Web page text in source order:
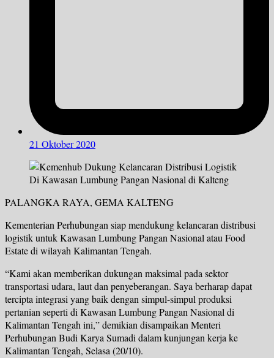
21 Oktober 2020
PALANGKA RAYA, GEMA KALTENG
Kementerian Perhubungan siap mendukung kelancaran distribusi
logistik untuk Kawasan Lumbung Pangan Nasional atau Food
Estate di wilayah Kalimantan Tengah.
“Kami akan memberikan dukungan maksimal pada sektor
transportasi udara, laut dan penyeberangan. Saya berharap dapat
tercipta integrasi yang baik dengan simpul-simpul produksi
pertanian seperti di Kawasan Lumbung Pangan Nasional di
Kalimantan Tengah ini,” demikian disampaikan Menteri
Perhubungan Budi Karya Sumadi dalam kunjungan kerja ke
Kalimantan Tengah, Selasa (20/10).